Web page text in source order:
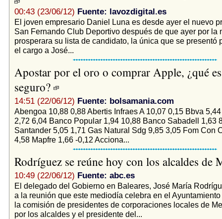
00:43 (23/06/12) Fuente: lavozdigital.es
El joven empresario Daniel Luna es desde ayer el nuevo
San Fernando Club Deportivo después de que ayer por la
prosperara su lista de candidato, la única que se presentó
el cargo a José...
Apostar por el oro o comprar Apple, ¿qué
seguro?
14:51 (22/06/12) Fuente: bolsamania.com
Abengoa 10,88 0,88 Abertis Infraes A 10,07 0,15 Bbva
2,72 6,04 Banco Popular 1,94 10,88 Banco Sabadell 1,63
Santander 5,05 1,71 Gas Natural Sdg 9,85 3,05 Fom Con
4,58 Mapfre 1,66 -0,12 Acciona...
Rodríguez se reúne hoy con los alcaldes de
10:49 (22/06/12) Fuente: abc.es
El delegado del Gobierno en Baleares, José María
a la reunión que este mediodía celebra en el
la comisión de presidentes de corporaciones locales de
por los alcaldes y el presidente del...